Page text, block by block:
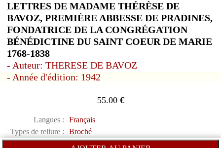
LETTRES DE MADAME THÉRÈSE DE
BAVOZ, PREMIÈRE ABBESSE DE PRADINES,
FONDATRICE DE LA CONGRÉGATION
BÉNÉDICTINE DU SAINT COEUR DE MARIE
1768-1838
- Auteur: THERESE DE BAVOZ
- Année d'édition: 1942
55.00€
Langues :
Français
Types de reliure :
Broché